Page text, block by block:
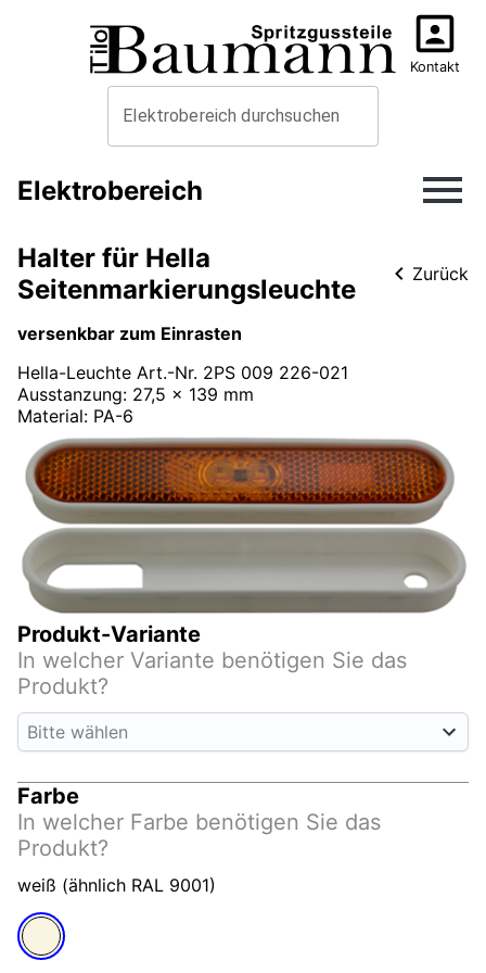
Elektrobereich durchsuchen
Kontakt
Elektrobereich
Halter für Hella
Seitenmarkierungsleuchte
Zurück
versenkbar zum Einrasten
Hella-Leuchte Art.-Nr. 2PS 009 226-021
Ausstanzung: 27,5 x 139 mm
Material: PA-6
Produkt-Variante
In welcher Variante benötigen Sie das
Produkt?
Bitte wählen
Farbe
In welcher Farbe benötigen Sie das
Produkt?
weiß (ähnlich RAL 9001)